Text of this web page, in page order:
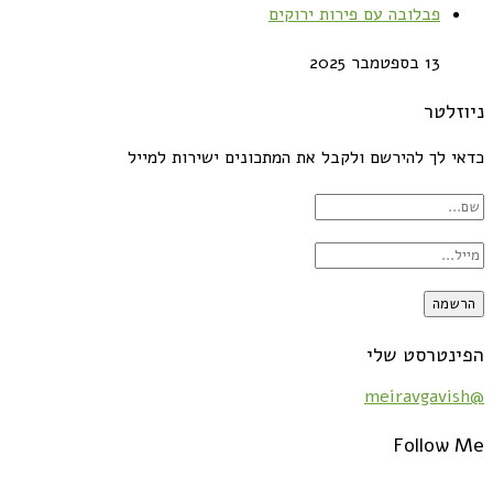
פבלובה עם פירות ירוקים
13 בספטמבר 2025
ניוזלטר
כדאי לך להירשם ולקבל את המתכונים ישירות למייל
הפינטרסט שלי
@meiravgavish
Follow Me